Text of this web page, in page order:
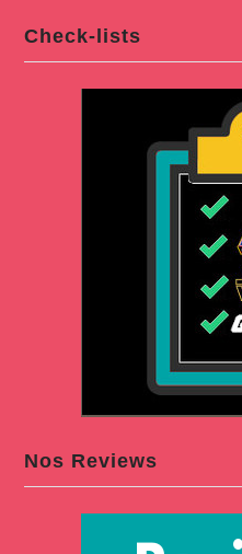
Check-lists
Nos Reviews